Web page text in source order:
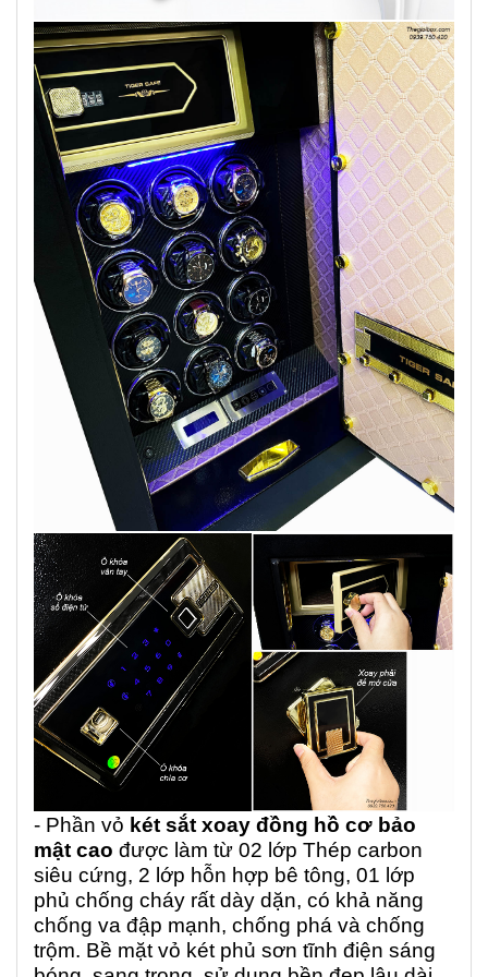
- Phần vỏ két sắt xoay đồng hồ cơ bảo
mật cao được làm từ 02 lớp Thép carbon
siêu cứng, 2 lớp hỗn hợp bê tông, 01 lớp
phủ chống cháy rất dày dặn, có khả năng
chống va đập mạnh, chống phá và chống
trộm. Bề mặt vỏ két phủ sơn tĩnh điện sáng